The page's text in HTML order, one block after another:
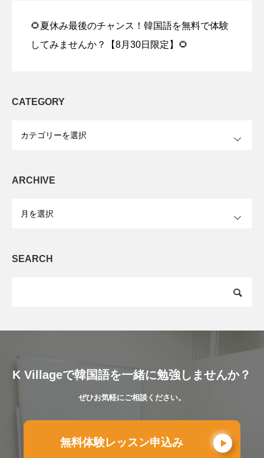
🌻夏休み最後のチャンス！韓国語を無料で体験
してみませんか？【8月30日限定】🌻
CATEGORY
ARCHIVE
SEARCH
K Villageで韓国語を一緒に勉強しませんか？
ぜひお気軽にご相談ください。
無料体験レッスン申込み